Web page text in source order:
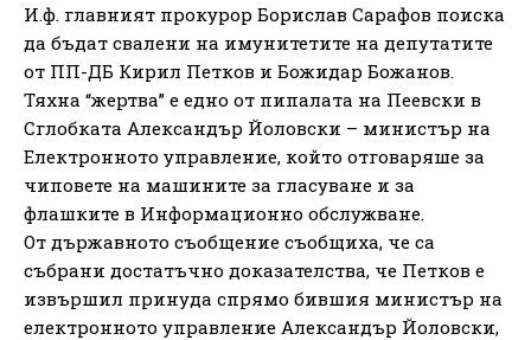
И.ф. главният прокурор Борислав Сарафов поиска
да бъдат свалени на имунитетите на депутатите
от ПП-ДБ Кирил Петков и Божидар Божанов.
Тяхна “жертва” е едно от пипалата на Пеевски в
Сглобката Александър Йоловски – министър на
Електронното управление, който отговаряше за
чиповете на машините за гласуване и за
флашките в Информационно обслужване.
От държавното съобщение съобщиха, че са
събрани достатъчно доказателства, че Петков е
извършил принуда спрямо бившия министър на
електронното управление Александър Йоловски,